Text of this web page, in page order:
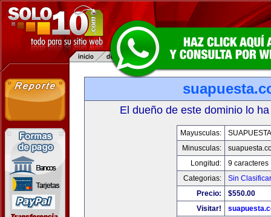
El dueño de este dominio lo
Mayusculas:
Minusculas:
Longitud:
9 caracteres
Categorias:
Sin Clasificar
Precio:
$550.00
Visitar!